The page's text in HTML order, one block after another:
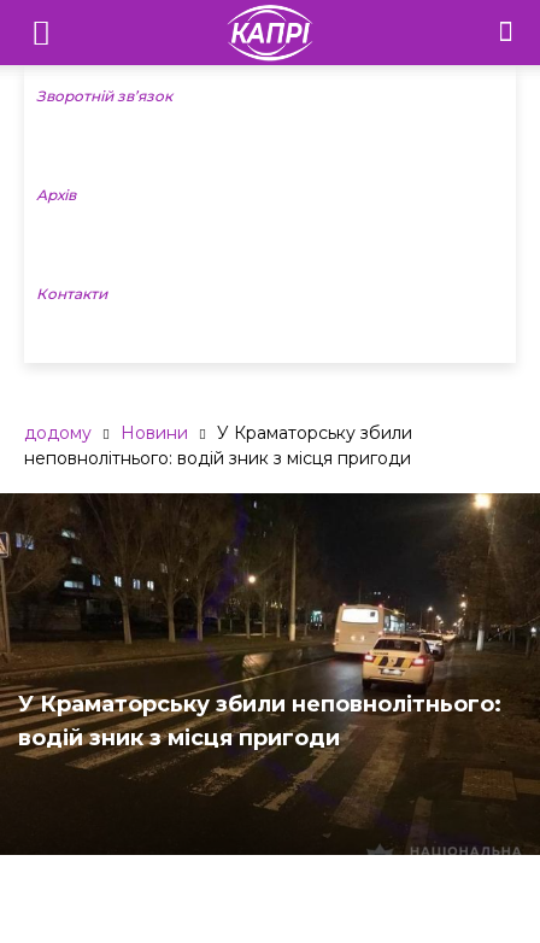
Телебачення
«Капрі»
Новини
Зворотній зв’язок
Архів
Контакти
додому Новини
У Краматорську збили
неповнолітнього: водій зник з місця пригоди
У Краматорську збили неповнолітнього:
водій зник з місця пригоди